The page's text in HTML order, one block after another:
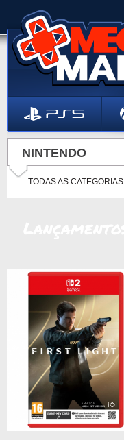
NINTENDO
TODAS AS CATEGORIAS